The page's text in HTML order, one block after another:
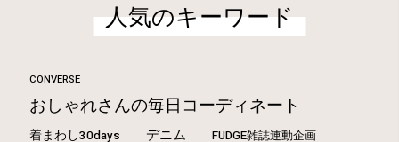
人気のキーワード
CONVERSE
おしゃれさんの毎日コーディネート
着まわし30days デニム FUDGE雑誌連動企画